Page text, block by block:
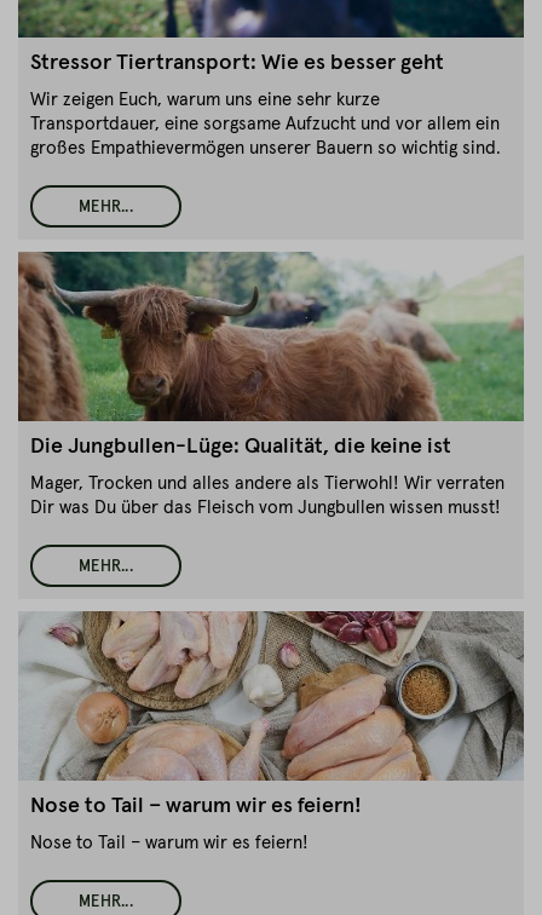
Stressor Tiertransport: Wie es besser geht
Wir zeigen Euch, warum uns eine sehr kurze
Transportdauer, eine sorgsame Aufzucht und vor allem ein
großes Empathievermögen unserer Bauern so wichtig sind.
MEHR...
Die Jungbullen-Lüge: Qualität, die keine ist
Mager, Trocken und alles andere als Tierwohl! Wir verraten
Dir was Du über das Fleisch vom Jungbullen wissen musst!
MEHR...
Nose to Tail – warum wir es feiern!
Nose to Tail – warum wir es feiern!
MEHR...